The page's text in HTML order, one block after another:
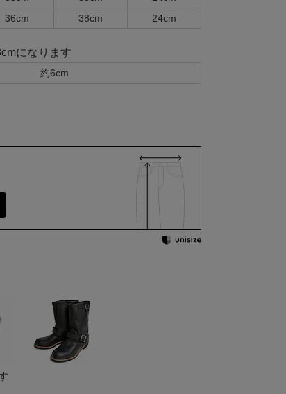
36cm 38cm 24cm
になります
約6cm